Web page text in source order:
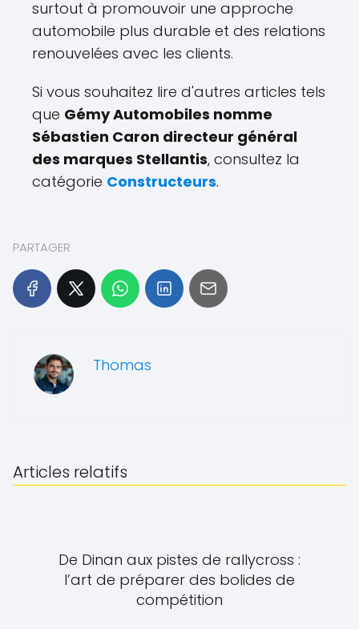
surtout à promouvoir une approche
automobile plus durable et des relations
renouvelées avec les clients.
Si vous souhaitez lire d'autres articles tels
que Gémy Automobiles nomme
Sébastien Caron directeur général
des marques Stellantis, consultez la
catégorie Constructeurs.
PARTAGER
Thomas
Articles relatifs
De Dinan aux pistes de rallycross :
l’art de préparer des bolides de
compétition